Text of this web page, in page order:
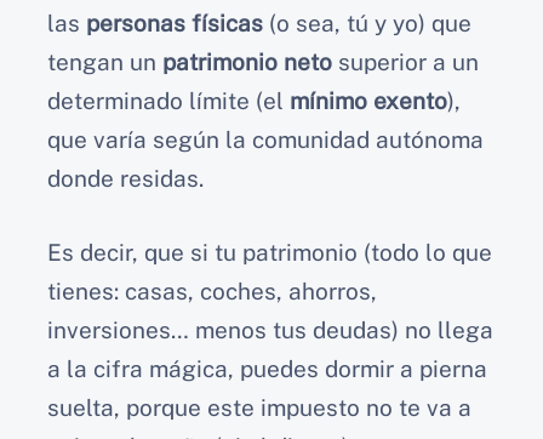
las personas físicas (o sea, tú y yo) que
tengan un patrimonio neto superior a un
determinado límite (el mínimo exento),
que varía según la comunidad autónoma
donde residas.
Es decir, que si tu patrimonio (todo lo que
tienes: casas, coches, ahorros,
inversiones… menos tus deudas) no llega
a la cifra mágica, puedes dormir a pierna
suelta, porque este impuesto no te va a